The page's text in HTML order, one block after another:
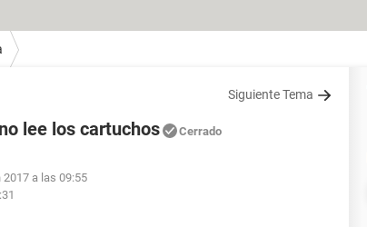
Siguiente Tema
lee los cartuchos Cerrado
a las 09:55